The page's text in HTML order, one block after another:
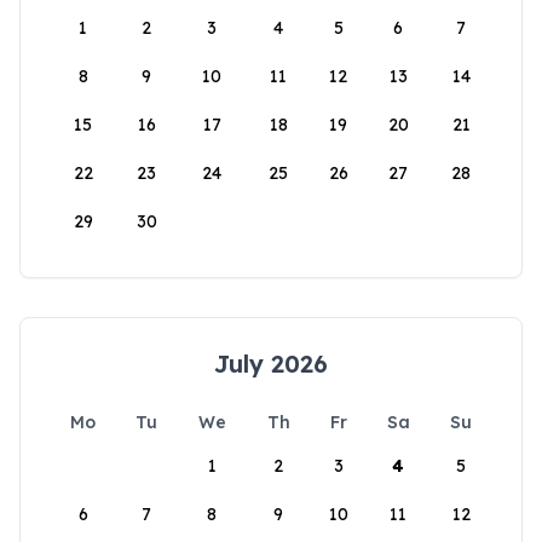
1
2 3 4 5 6 7
8 9 10 11 12 13 14
15 16 17 18 19 20 21
22 23 24 25 26 27 28
29 30
July 2026
Mo Tu We Th Fr Sa
Su
1
2 3 4 5
6 7 8 9 10 11 12